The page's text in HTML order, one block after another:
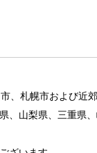
、札幌市および近
、山梨県、三重県